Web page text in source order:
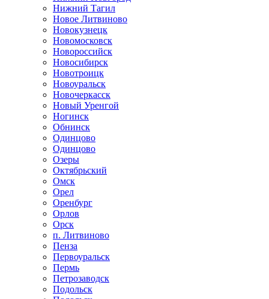
Нижний Тагил
Новое Литвиново
Новокузнецк
Новомосковск
Новороссийск
Новосибирск
Новотроицк
Новоуральск
Новочеркасск
Новый Уренгой
Ногинск
Обнинск
Одинцово
Одинцово
Озеры
Октябрьский
Омск
Орел
Оренбург
Орлов
Орск
п. Литвиново
Пенза
Первоуральск
Пермь
Петрозаводск
Подольск